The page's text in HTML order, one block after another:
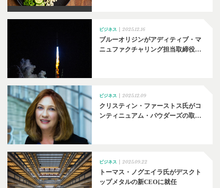
ビジネス 2025.12.16
ブルーオリジンがアディティブ・マ
ニュファクチャリング担当取締役…
ビジネス 2025.12.09
クリスティン・ファーストス氏がコ
ンティニュアム・パウダーズの取…
ビジネス 2025.09.22
トーマス・ノグエイラ氏がデスクト
ップメタルの新CEOに就任